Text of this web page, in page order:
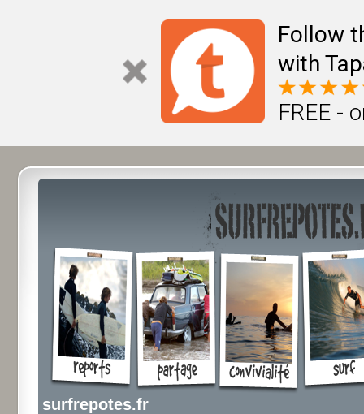
Follow
with
FREE -
surfrepotes.fr